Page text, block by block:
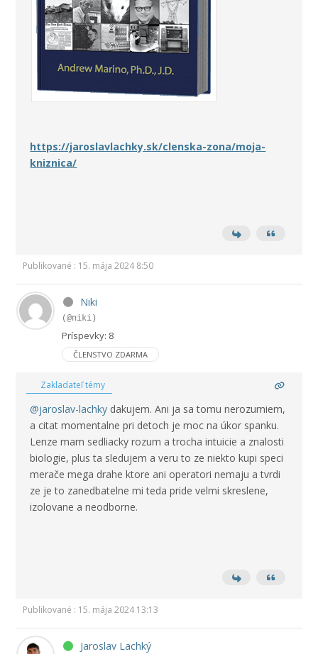
https://jaroslavlachky.sk/clenska-zona/moja-
kniznica/
Publikované : 15. mája 2024 8:50
Niki
(@niki)
Príspevky: 8
ČLENSTVO ZDARMA
Zakladateľ témy
@jaroslav-lachky dakujem. Ani ja sa tomu nerozumiem,
a citat momentalne pri detoch je moc na úkor spanku.
Lenze mam sedliacky rozum a trocha intuicie a znalosti
biologie, plus ta sledujem a veru to ze niekto kupi speci
merače mega drahe ktore ani operatori nemaju a tvrdi
ze je to zanedbatelne mi teda pride velmi skreslene,
izolovane a neodborne.
Publikované : 15. mája 2024 13:13
Jaroslav Lachký